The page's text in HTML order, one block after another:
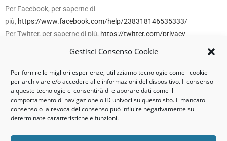
Gestisci Consenso Cookie
Per fornire le migliori esperienze, utilizziamo tecnologie come i cookie
per archiviare e/o accedere alle informazioni del dispositivo. Il consenso
a queste tecnologie ci consentirà di elaborare dati come il
comportamento di navigazione o ID univoci su questo sito. Il mancato
consenso o la revoca del consenso può influire negativamente su
determinate caratteristiche e funzioni.
Per Facebook, per saperne di
più, https://www.facebook.com/help/238318146535333/
Per Twitter, per saperne di più, https://twitter.com/privacy
Ricordati che puoi gestire le tue preferenze sui cookie anche
attraverso il browser
Se non conosci il tipo e la versione di browser che stai utilizzando,
clicca su “Aiuto” nella finestra del browser in alto, da cui puoi accedere
a tutte le informazioni necessarie.
Se invece conosci il tuo browser clicca su quello che stai utilizzando